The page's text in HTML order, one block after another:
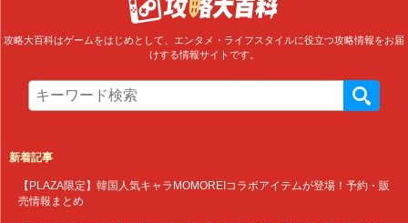
攻略大百科はゲームをはじめとして、エンタメ・ライフスタイルに役立つ攻略情報をお届
けする情報サイトです。
新着記事
【PLAZA限定】韓国人気キャラMOMOREIコラボアイテムが登場！予約・販
売情報まとめ